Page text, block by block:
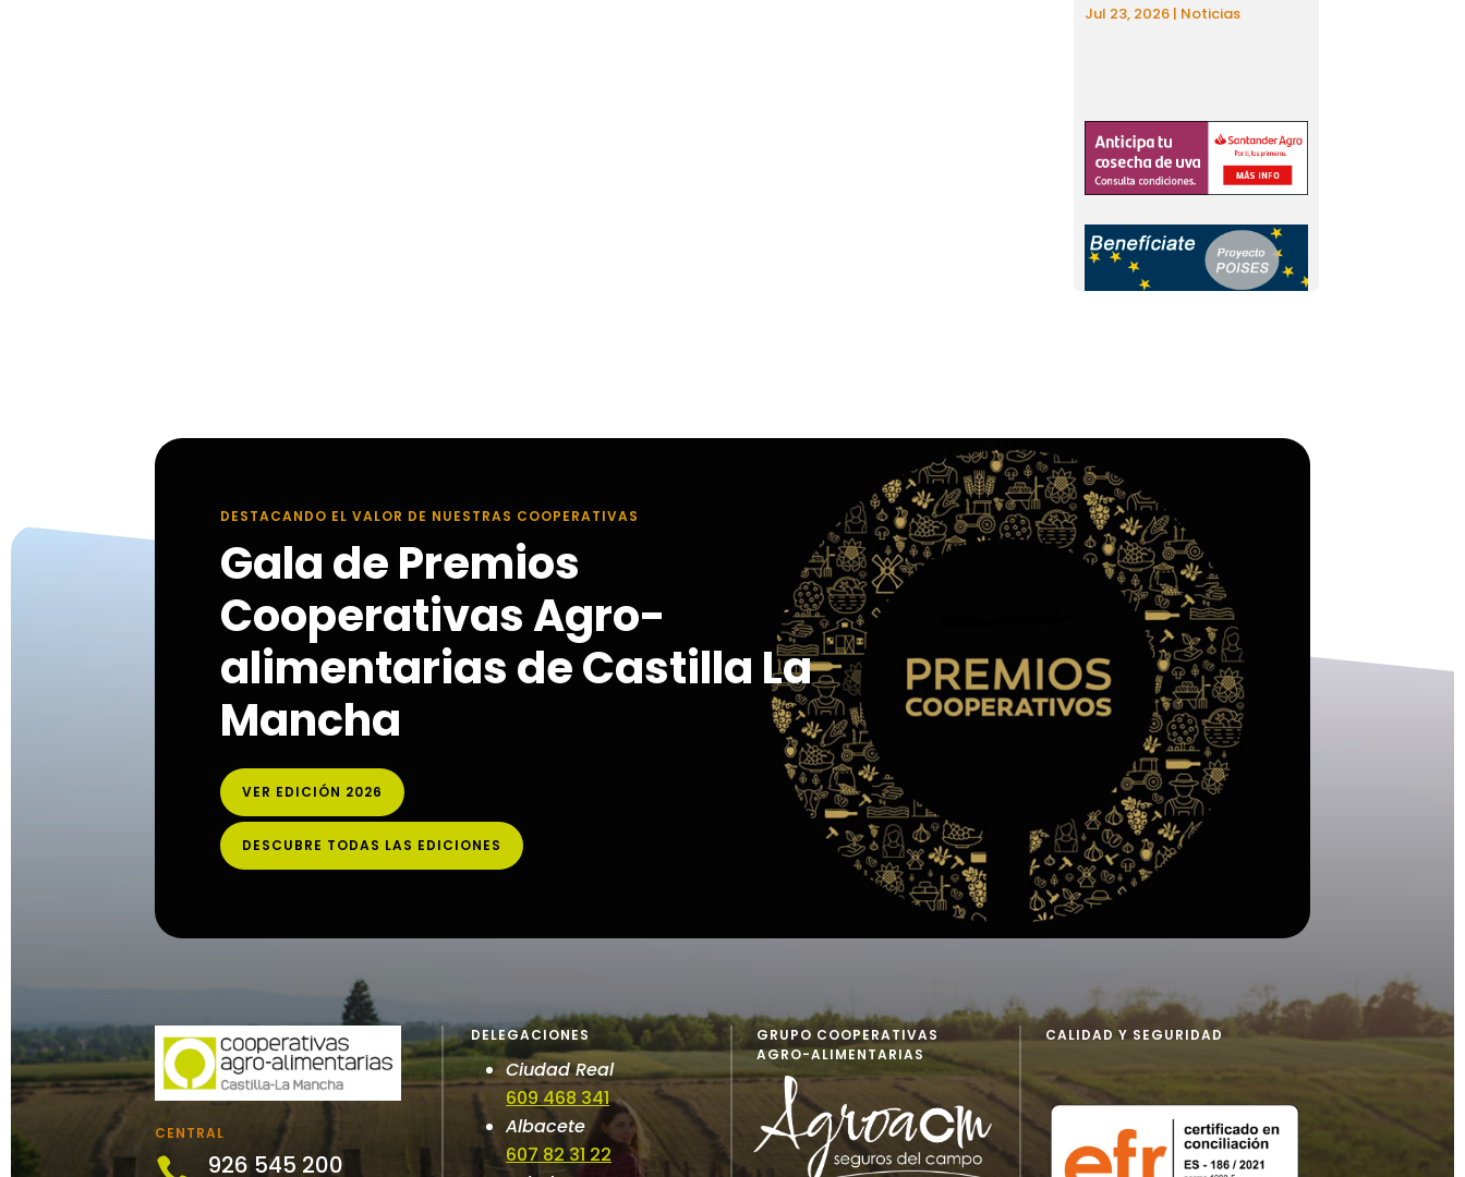
Jul 23, 2026 | Noticias
DESTACANDO EL VALOR DE NUESTRAS COOPERATIVAS
Gala de Premios
Cooperativas Agro-
alimentarias de Castilla La
Mancha
VER EDICIÓN 2026
DESCUBRE TODAS LAS EDICIONES
CENTRAL
926 545 200
DELEGACIONES
Ciudad Real
609 468 341
Albacete
607 82 31 22
GRUPO COOPERATIVAS
AGRO-ALIMENTARIAS
CALIDAD Y SEGURIDAD